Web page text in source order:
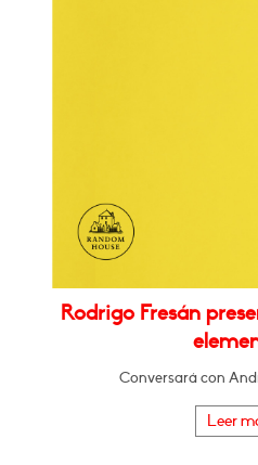
Rodrigo Fresán
Conversará con
Leer